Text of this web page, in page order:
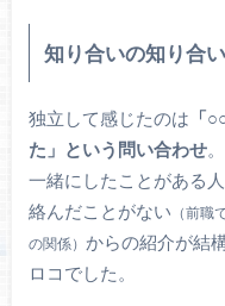
知り合いの知り合
独立して感じたのは 「
た」という問い合わせ
一緒にしたことがある
絡んだことがない （前職
の関係） からの紹介が結
ロコでした。